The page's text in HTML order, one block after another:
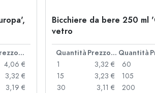
Prezzo cad.
4,06 €
3,32 €
3,19 €
Bicchiere da bere 250 ml
vetro
Quantità Prezzo cad. Quantità
1
3,32 €
15
3,23 €
30
3,11 €
60
105
200